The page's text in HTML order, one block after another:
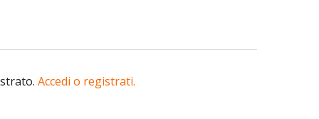
Accedi o registrati.